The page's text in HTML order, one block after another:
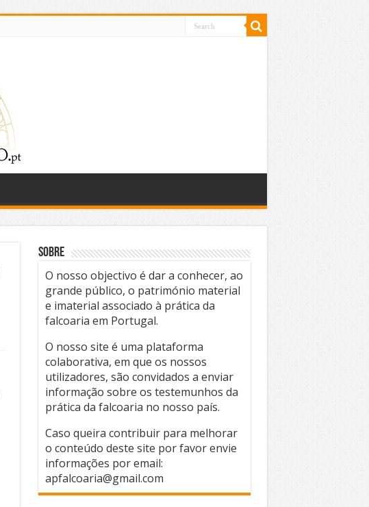
Sobre
O nosso objectivo é dar a conhecer, ao
grande público, o património material
e imaterial associado à prática da
falcoaria em Portugal.
O nosso site é uma plataforma
colaborativa, em que os nossos
utilizadores, são convidados a enviar
informação sobre os testemunhos da
prática da falcoaria no nosso país.
Caso queira contribuir para melhorar
o conteúdo deste site por favor envie
informações por email:
apfalcoaria@gmail.com